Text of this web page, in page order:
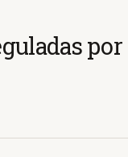
por